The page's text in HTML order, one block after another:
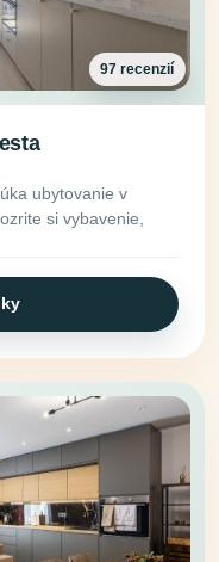
97 recenzií
ubytovanie v
si vybavenie,